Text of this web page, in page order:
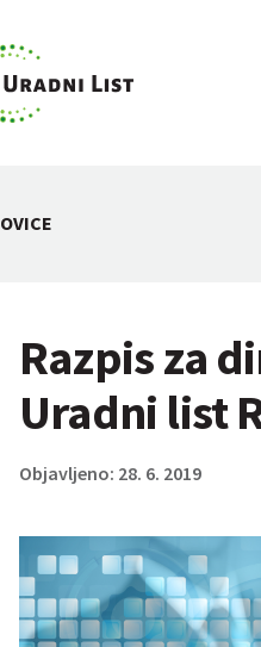
OVICE
Razpis za
Uradni list
Objavljeno: 28. 6. 2019